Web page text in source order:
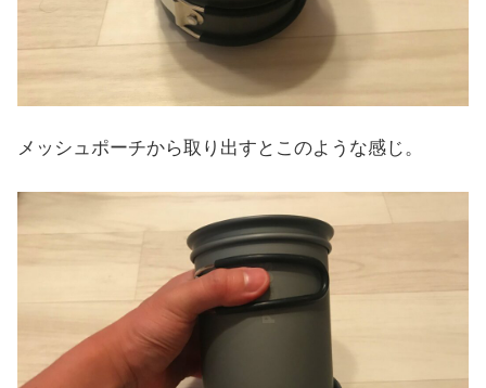
メッシュポーチから取り出すとこのような感じ。